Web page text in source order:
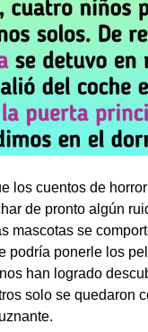
los cuentos de
de pronto algún
mascotas se
podría ponerle los
han logrado
solo se quedaron